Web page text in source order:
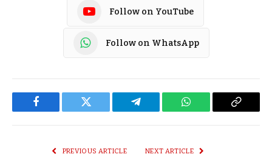
Follow on YouTube
Follow on WhatsApp
Facebook Twitter Telegram WhatsApp Copy
PREVIOUS ARTICLE NEXT ARTICLE